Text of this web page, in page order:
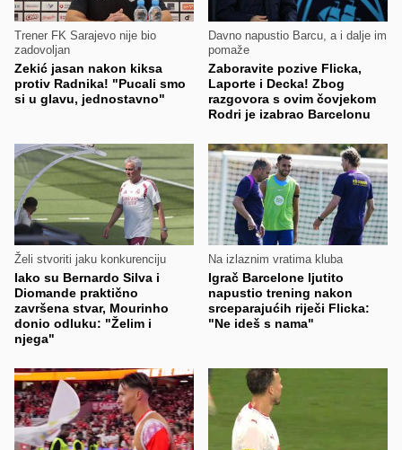
Trener FK Sarajevo nije bio
zadovoljan
Zekić jasan nakon kiksa
protiv Radnika! "Pucali smo
si u glavu, jednostavno"
Davno napustio Barcu, a i dalje im
pomaže
Zaboravite pozive Flicka,
Laporte i Decka! Zbog
razgovora s ovim čovjekom
Rodri je izabrao Barcelonu
Želi stvoriti jaku konkurenciju
Iako su Bernardo Silva i
Diomande praktično
završena stvar, Mourinho
donio odluku: "Želim i
njega"
Na izlaznim vratima kluba
Igrač Barcelone ljutito
napustio trening nakon
srceparajućih riječi Flicka:
"Ne ideš s nama"